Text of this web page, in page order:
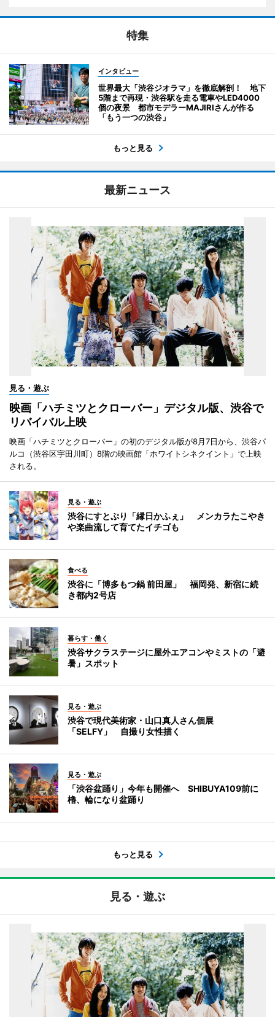
特集
インタビュー
世界最大「渋谷ジオラマ」を徹底解剖！ 地下
5階まで再現・渋谷駅を走る電車やLED4000
個の夜景 都市モデラーMAJIRIさんが作る
「もう一つの渋谷」
もっと見る
最新ニュース
見る・遊ぶ
映画「ハチミツとクローバー」デジタル版、渋谷で
リバイバル上映
映画「ハチミツとクローバー」の初のデジタル版が8月7日から、渋谷パ
ルコ（渋谷区宇田川町）8階の映画館「ホワイトシネクイント」で上映
される。
見る・遊ぶ
渋谷にすとぷり「縁日かふぇ」 メンカラたこやき
や楽曲流して育てたイチゴも
食べる
渋谷に「博多もつ鍋 前田屋」 福岡発、新宿に続
き都内2号店
暮らす・働く
渋谷サクラステージに屋外エアコンやミストの「避
暑」スポット
見る・遊ぶ
渋谷で現代美術家・山口真人さん個展
「SELFY」 自撮り女性描く
見る・遊ぶ
「渋谷盆踊り」今年も開催へ SHIBUYA109前に
櫓、輪になり盆踊り
もっと見る
見る・遊ぶ